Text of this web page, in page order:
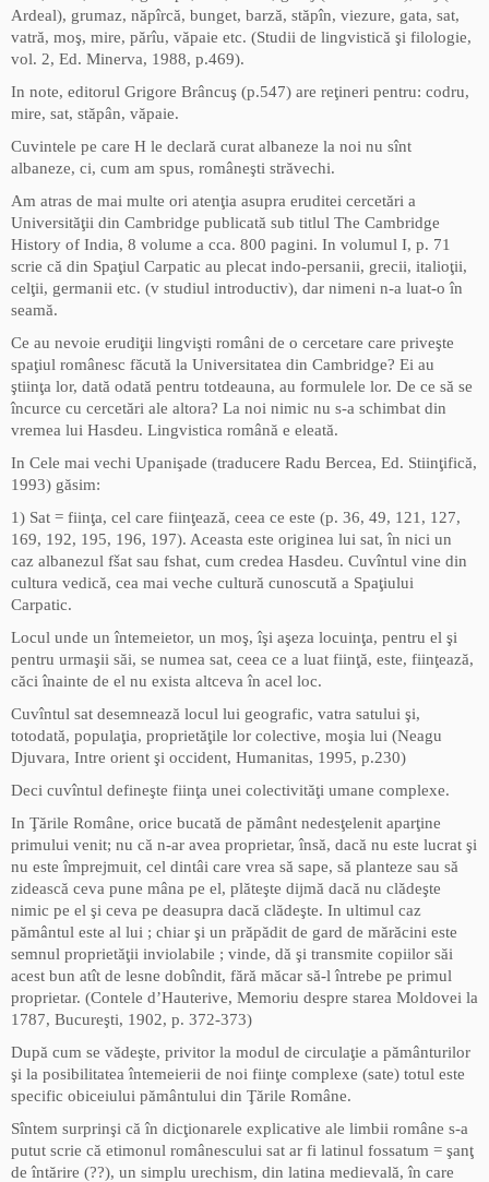
Ardeal), grumaz, năpîrcă, bunget, barză, stăpîn, viezure, gata, sat,
vatră, moş, mire, părîu, văpaie etc. (Studii de lingvistică şi filologie,
vol. 2, Ed. Minerva, 1988, p.469).
In note, editorul Grigore Brâncuş (p.547) are reţineri pentru: codru,
mire, sat, stăpân, văpaie.
Cuvintele pe care H le declară curat albaneze la noi nu sînt
albaneze, ci, cum am spus, româneşti străvechi.
Am atras de mai multe ori atenţia asupra eruditei cercetări a
Universităţii din Cambridge publicată sub titlul The Cambridge
History of India, 8 volume a cca. 800 pagini. In volumul I, p. 71
scrie că din Spaţiul Carpatic au plecat indo-persanii, grecii, italioţii,
celţii, germanii etc. (v studiul introductiv), dar nimeni n-a luat-o în
seamă.
Ce au nevoie erudiţii lingvişti români de o cercetare care priveşte
spaţiul românesc făcută la Universitatea din Cambridge? Ei au
ştiinţa lor, dată odată pentru totdeauna, au formulele lor. De ce să se
încurce cu cercetări ale altora? La noi nimic nu s-a schimbat din
vremea lui Hasdeu. Lingvistica română e eleată.
In Cele mai vechi Upanişade (traducere Radu Bercea, Ed. Stiinţifică,
1993) găsim:
1) Sat = fiinţa, cel care fiinţează, ceea ce este (p. 36, 49, 121, 127,
169, 192, 195, 196, 197). Aceasta este originea lui sat, în nici un
caz albanezul fšat sau fshat, cum credea Hasdeu. Cuvîntul vine din
cultura vedică, cea mai veche cultură cunoscută a Spaţiului
Carpatic.
Locul unde un întemeietor, un moş, îşi aşeza locuinţa, pentru el şi
pentru urmaşii săi, se numea sat, ceea ce a luat fiinţă, este, fiinţează,
căci înainte de el nu exista altceva în acel loc.
Cuvîntul sat desemnează locul lui geografic, vatra satului şi,
totodată, populaţia, proprietăţile lor colective, moşia lui (Neagu
Djuvara, Intre orient şi occident, Humanitas, 1995, p.230)
Deci cuvîntul defineşte fiinţa unei colectivităţi umane complexe.
In Ţările Române, orice bucată de pământ nedesţelenit aparţine
primului venit; nu că n-ar avea proprietar, însă, dacă nu este lucrat şi
nu este împrejmuit, cel dintâi care vrea să sape, să planteze sau să
zidească ceva pune mâna pe el, plăteşte dijmă dacă nu clădeşte
nimic pe el şi ceva pe deasupra dacă clădeşte. In ultimul caz
pământul este al lui ; chiar şi un prăpădit de gard de mărăcini este
semnul proprietăţii inviolabile ; vinde, dă şi transmite copiilor săi
acest bun atît de lesne dobîndit, fără măcar să-l întrebe pe primul
proprietar. (Contele d’Hauterive, Memoriu despre starea Moldovei la
1787, Bucureşti, 1902, p. 372-373)
După cum se vădeşte, privitor la modul de circulaţie a pământurilor
şi la posibilitatea întemeierii de noi fiinţe complexe (sate) totul este
specific obiceiului pământului din Ţările Române.
Sîntem surprinşi că în dicţionarele explicative ale limbii române s-a
putut scrie că etimonul românescului sat ar fi latinul fossatum = şanţ
de întărire (??), un simplu urechism, din latina medievală, în care